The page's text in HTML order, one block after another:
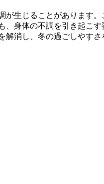
が生じることがあります
、身体の不調を引き起こ
解消し、冬の過ごしやすさ